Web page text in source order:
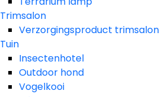
Trimsalon
Verzorgingsproduct trimsalon
Tuin
Insectenhotel
Outdoor hond
Vogelkooi